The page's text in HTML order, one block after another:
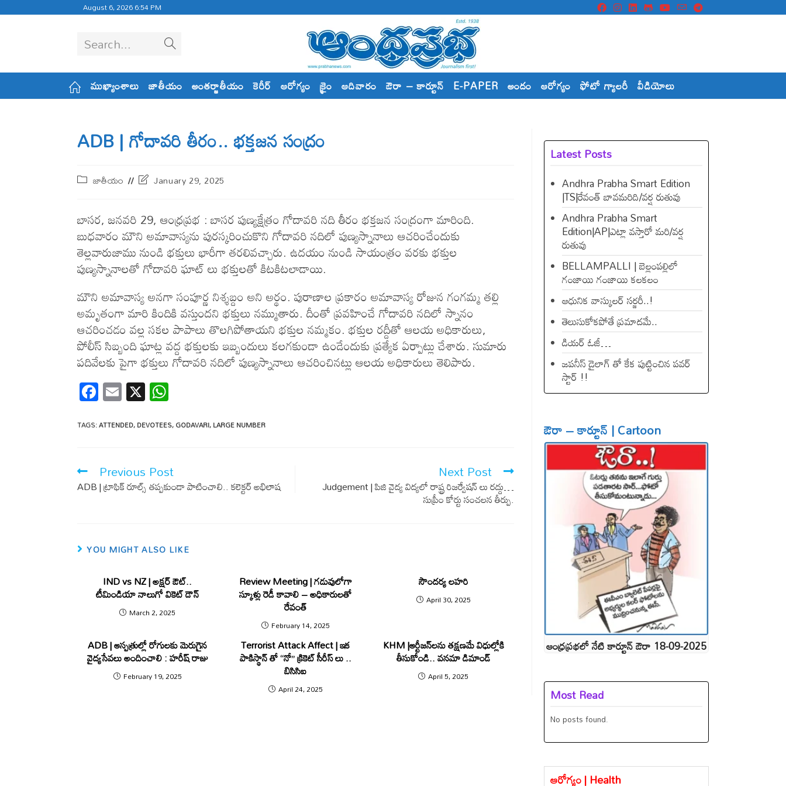
August 6, 2026 6:54 PM
Search...
ముఖ్యాంశాలు జాతీయం అంతర్జాతీయం కెరీర్ ఆరోగ్యం క్రైం ఆదివారం ఔరా – కార్టూన్ E-PAPER అందం ఆరోగ్యం ఫోటో గ్యాలరీ వీడియోలు
ADB | గోదావరి తీరం.. భక్తజన సంద్రం
జాతీయం January 29, 2025
బాసర, జనవరి 29, ఆంధ్రప్రభ : బాసర పుణ్యక్షేత్రం గోదావరి నది తీరం భక్తజన సంద్రంగా మారింది.
బుధవారం మౌని అమావాస్యను పురస్కరించుకొని గోదావరి నదిలో పుణ్యస్నానాలు ఆచరించేందుకు
తెల్లవారుజాము నుండి భక్తులు భారీగా తరలివచ్చారు. ఉదయం నుండి సాయంత్రం వరకు భక్తుల
పుణ్యస్నానాలతో గోదావరి ఘాట్ లు భక్తులతో కిటకిటలాడాయి.
మౌని అమావాస్య అనగా సంపూర్ణ నిశ్శబ్దం అని అర్థం. పురాణాల ప్రకారం అమావాస్య రోజున గంగమ్మ తల్లి
అమృతంగా మారి కిందికి వస్తుందని భక్తులు నమ్ముతారు. దీంతో ప్రవహించే గోదావరి నదిలో స్నానం
ఆచరించడం వల్ల సకల పాపాలు తొలగిపోతాయని భక్తుల నమ్మకం. భక్తుల రద్దీతో ఆలయ అధికారులు,
పోలీస్ సిబ్బంది ఘాట్ల వద్ద భక్తులకు ఇబ్బందులు కలగకుండా ఉండేందుకు ప్రత్యేక ఏర్పాట్లు చేశారు. సుమారు
పదివేలకు పైగా భక్తులు గోదావరి నదిలో పుణ్యస్నానాలు ఆచరించినట్లు ఆలయ అధికారులు తెలిపారు.
F
ac
e
o
o
k
E
m
ail
X
at
A
p
TAGS:ATTENDED,DEVOTEES,GODAVARI,LARGE NUMBER
Previous Post
ADB | ట్రాఫిక్ రూల్స్ తప్పకుండా పాటించాలి.. కలెక్టర్ అభిలాష
Next Post
Judgement | పిజి వైద్య విద్య‌లో రాష్ట్ర రిజ‌ర్వేష‌న్ లు ర‌ద్దు…
సుప్రీం కోర్టు సంచ‌ల‌న తీర్పు.
YOU MIGHT ALSO LIKE
IND vs NZ | అక్ష‌ర్ ఔట్..
టీమిండియా నాలుగో వికెట్ డౌన్
March 2, 2025
Review Meeting | గడువులోగా
స్కూళ్లు రెడీ కావాలి – అధికారుల‌తో
రేవంత్
February 14, 2025
సౌందర్య లహరి
April 30, 2025
ADB | ఆస్పత్రుల్లో రోగులకు మెరుగైన
వైద్యసేవలు అందించాలి : హరీష్ రాజు
February 19, 2025
Terrorist Attack Affect | ఇక
పాకిస్థాన్ తో “నో” క్రికెట్ సీరీస్ లు ..
బిసిసిఐ
April 24, 2025
KHM |ఆర్టీజ‌న్‌ల‌ను త‌క్ష‌ణమే విధుల్లోకి
తీసుకోండి.. వనమా డిమాండ్
April 5, 2025
Latest Posts
Andhra Prabha Smart Edition
|TS|రేవంత్​ బావమరిది/వర్ష రుతువు
Andhra Prabha Smart
Edition|AP|ఎట్లా వస్తారో మరి/వర్ష
రుతువు
BELLAMPALLI | బెల్లంపల్లిలో
గంజాయి గంజాయి కలకలం
ఆధునిక వాస్కులర్ సర్జరీ..!
తెలుసుకోకపోతే ప్రమాదమే..
డియ‌ర్ ఓజీ…
జపనీస్ డైలాగ్ తో కేక పుట్టించిన ప‌వ‌ర్
స్టార్ !!
ఔరా – కార్టూన్ | Cartoon
ఆంధ్రప్రభలో నేటి కార్టూన్ ఔరా 18-09-2025
Most Read
No posts found.
ఆరోగ్యం | Health